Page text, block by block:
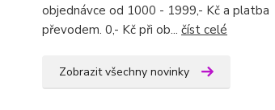
objednávce od 1000 - 1999,- Kč a platba
převodem. 0,- Kč při ob... číst celé
Zobrazit všechny novinky